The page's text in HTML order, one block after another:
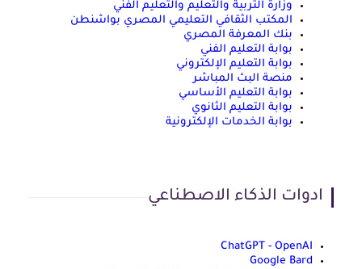
وزارة التربية والتعليم والتعليم الفني
المكتب الثقافي التعليمي المصري بواشنطن
بنك المعرفة المصري
بوابة التعليم الفني
بوابة التعليم الإلكتروني
منصة البث المباشر
بوابة التعليم الأساسي
بوابة التعليم الثانوي
بوابة الخدمات الإلكترونية
ادوات الذكاء الاصطناعي
ChatGPT - OpenAI
Google Bard